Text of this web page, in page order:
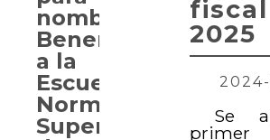
fiscal
2025
2024-
Se
primer
nombrar
Benemérita
a la
Escuela
Normal
Superior